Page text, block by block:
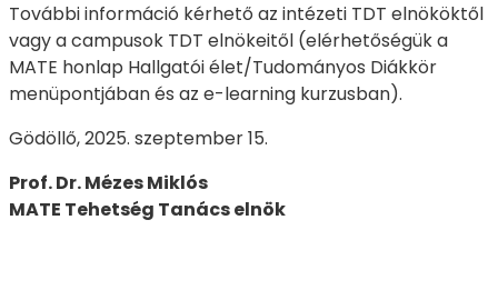
További információ kérhető az intézeti TDT elnököktől
vagy a campusok TDT elnökeitől (elérhetőségük a
MATE honlap Hallgatói élet/Tudományos Diákkör
menüpontjában és az e-learning kurzusban).
Gödöllő, 2025. szeptember 15.
Prof. Dr. Mézes Miklós
MATE Tehetség Tanács elnök